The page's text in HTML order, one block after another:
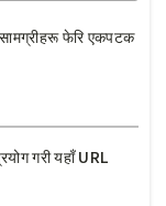
फेरि एकपटक
गरी यहाँ URL